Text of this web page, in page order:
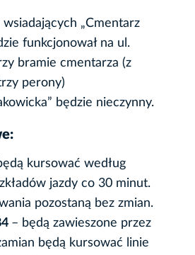
wsiadających „Cmentarz
funkcjonował na ul.
bramie cmentarza (z
perony)
będzie nieczynny.
kursować według
jazdy co 30 minut.
pozostaną bez zmian.
– będą zawieszone przez
będą kursować linie